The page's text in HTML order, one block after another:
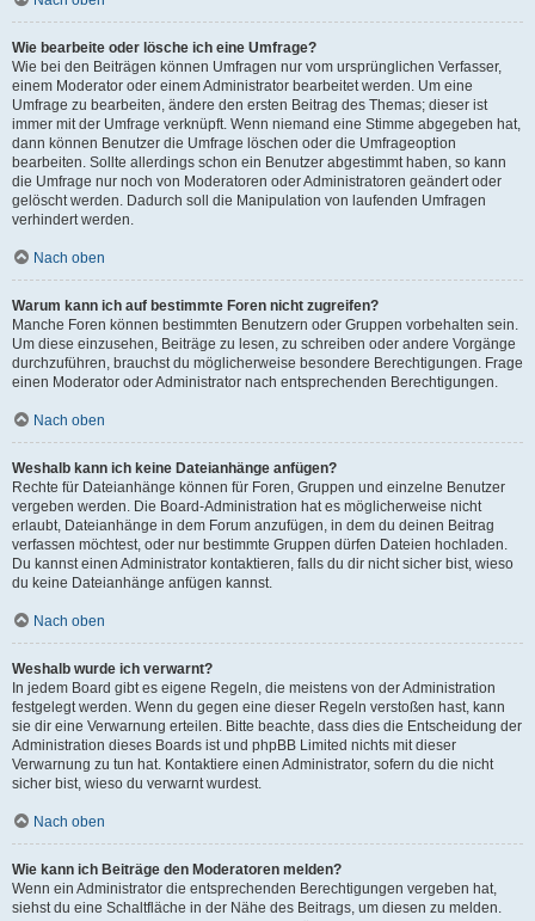
Wie bearbeite oder lösche ich eine Umfrage?
Wie bei den Beiträgen können Umfragen nur vom ursprünglichen Verfasser,
einem Moderator oder einem Administrator bearbeitet werden. Um eine
Umfrage zu bearbeiten, ändere den ersten Beitrag des Themas; dieser ist
immer mit der Umfrage verknüpft. Wenn niemand eine Stimme abgegeben hat,
dann können Benutzer die Umfrage löschen oder die Umfrageoption
bearbeiten. Sollte allerdings schon ein Benutzer abgestimmt haben, so kann
die Umfrage nur noch von Moderatoren oder Administratoren geändert oder
gelöscht werden. Dadurch soll die Manipulation von laufenden Umfragen
verhindert werden.
Nach oben
Warum kann ich auf bestimmte Foren nicht zugreifen?
Manche Foren können bestimmten Benutzern oder Gruppen vorbehalten sein.
Um diese einzusehen, Beiträge zu lesen, zu schreiben oder andere Vorgänge
durchzuführen, brauchst du möglicherweise besondere Berechtigungen. Frage
einen Moderator oder Administrator nach entsprechenden Berechtigungen.
Nach oben
Weshalb kann ich keine Dateianhänge anfügen?
Rechte für Dateianhänge können für Foren, Gruppen und einzelne Benutzer
vergeben werden. Die Board-Administration hat es möglicherweise nicht
erlaubt, Dateianhänge in dem Forum anzufügen, in dem du deinen Beitrag
verfassen möchtest, oder nur bestimmte Gruppen dürfen Dateien hochladen.
Du kannst einen Administrator kontaktieren, falls du dir nicht sicher bist, wieso
du keine Dateianhänge anfügen kannst.
Nach oben
Weshalb wurde ich verwarnt?
In jedem Board gibt es eigene Regeln, die meistens von der Administration
festgelegt werden. Wenn du gegen eine dieser Regeln verstoßen hast, kann
sie dir eine Verwarnung erteilen. Bitte beachte, dass dies die Entscheidung der
Administration dieses Boards ist und phpBB Limited nichts mit dieser
Verwarnung zu tun hat. Kontaktiere einen Administrator, sofern du die nicht
sicher bist, wieso du verwarnt wurdest.
Nach oben
Wie kann ich Beiträge den Moderatoren melden?
Wenn ein Administrator die entsprechenden Berechtigungen vergeben hat,
siehst du eine Schaltfläche in der Nähe des Beitrags, um diesen zu melden.